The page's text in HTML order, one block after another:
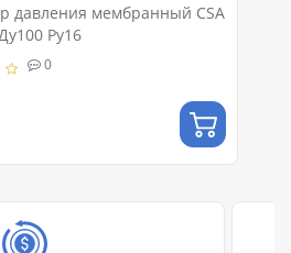
давления мембранный CSA
Ру16
0